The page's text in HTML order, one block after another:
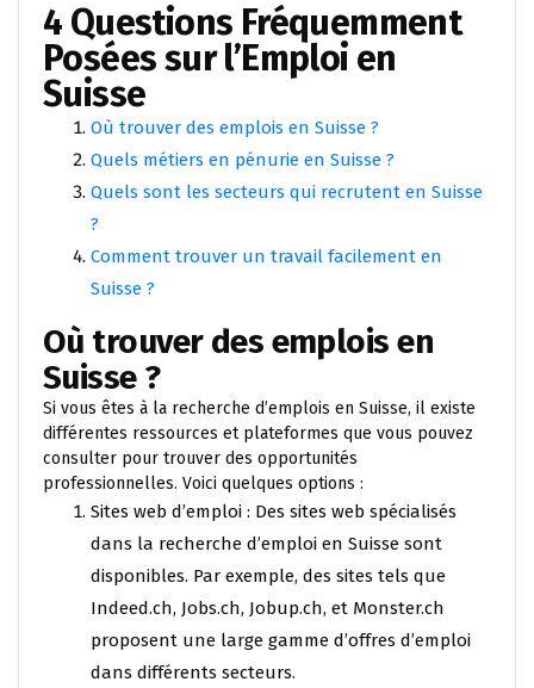
4 Questions Fréquemment
Posées sur l’Emploi en
Suisse
Où trouver des emplois en Suisse ?
Quels métiers en pénurie en Suisse ?
Quels sont les secteurs qui recrutent en Suisse
?
Comment trouver un travail facilement en
Suisse ?
Où trouver des emplois en
Suisse ?
Si vous êtes à la recherche d’emplois en Suisse, il existe
différentes ressources et plateformes que vous pouvez
consulter pour trouver des opportunités
professionnelles. Voici quelques options :
Sites web d’emploi : Des sites web spécialisés
dans la recherche d’emploi en Suisse sont
disponibles. Par exemple, des sites tels que
Indeed.ch, Jobs.ch, Jobup.ch, et Monster.ch
proposent une large gamme d’offres d’emploi
dans différents secteurs.